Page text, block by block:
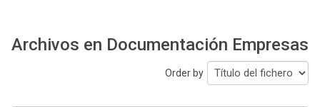
Archivos en Documentación Empresas
Order by